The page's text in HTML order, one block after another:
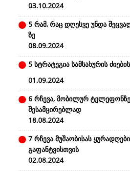
03.10.2024
5 რამ, რაც დღესვე უნდა
ზე
08.09.2024
5 სტრატეგია სამსახურის
01.09.2024
6 რჩევა, მობილურ
შესამცირებლად
18.08.2024
7 რჩევა მუშაობისას
გაფანტვისთვის
02.08.2024